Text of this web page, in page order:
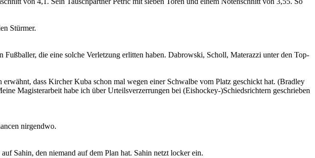
Stürmer.
die eine solche Verletzung erlitten haben. Dabrowski, Scholl, Materazzi unter den Top-
dass Kircher Kuba schon mal wegen einer Schwalbe vom Platz geschickt hat. (Bradley
Magisterarbeit habe ich über Urteilsverzerrungen bei (Eishockey-)Schiedsrichtern geschrieben
nirgendwo.
Sahin, den niemand auf dem Plan hat. Sahin netzt locker ein.